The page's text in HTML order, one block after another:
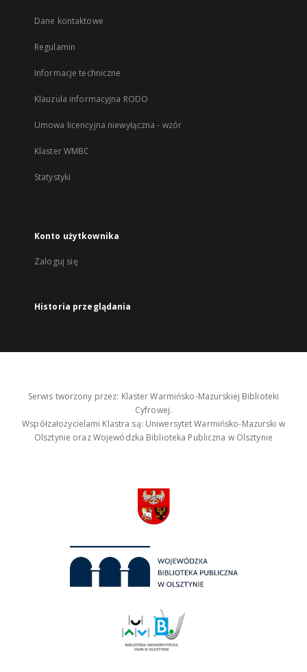
Dane kontaktowe
Regulamin
Informacje techniczne
Klauzula informacyjna RODO
Umowa licencyjna niewyłączna - wzór
Klaster WMBC
Statystyki
Konto użytkownika
Zaloguj się
Historia przeglądania
Serwis tworzony przez: Klaster Warmińsko-Mazurskiej Biblioteki
Cyfrowej.
Współzałożycielami Klastra są: Uniwersytet Warmińsko-Mazurski w
Olsztynie oraz Wojewódzka Biblioteka Publiczna w Olsztynie